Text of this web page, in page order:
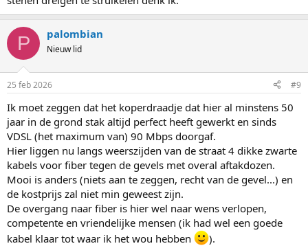
P palombian
Nieuw lid
25 feb 2026 #9
Ik moet zeggen dat het koperdraadje dat hier al minstens 50
jaar in de grond stak altijd perfect heeft gewerkt en sinds
VDSL (het maximum van) 90 Mbps doorgaf.
Hier liggen nu langs weerszijden van de straat 4 dikke zwarte
kabels voor fiber tegen de gevels met overal aftakdozen.
Mooi is anders (niets aan te zeggen, recht van de gevel...) en
de kostprijs zal niet min geweest zijn.
De overgang naar fiber is hier wel naar wens verlopen,
competente en vriendelijke mensen (ik had wel een goede
kabel klaar tot waar ik het wou hebben
).